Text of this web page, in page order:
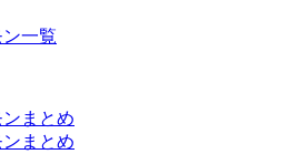
一覧
まとめ
まとめ